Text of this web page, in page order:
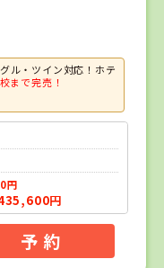
ル・ツイン対応！ホテ
まで完売！
円
円
予 約